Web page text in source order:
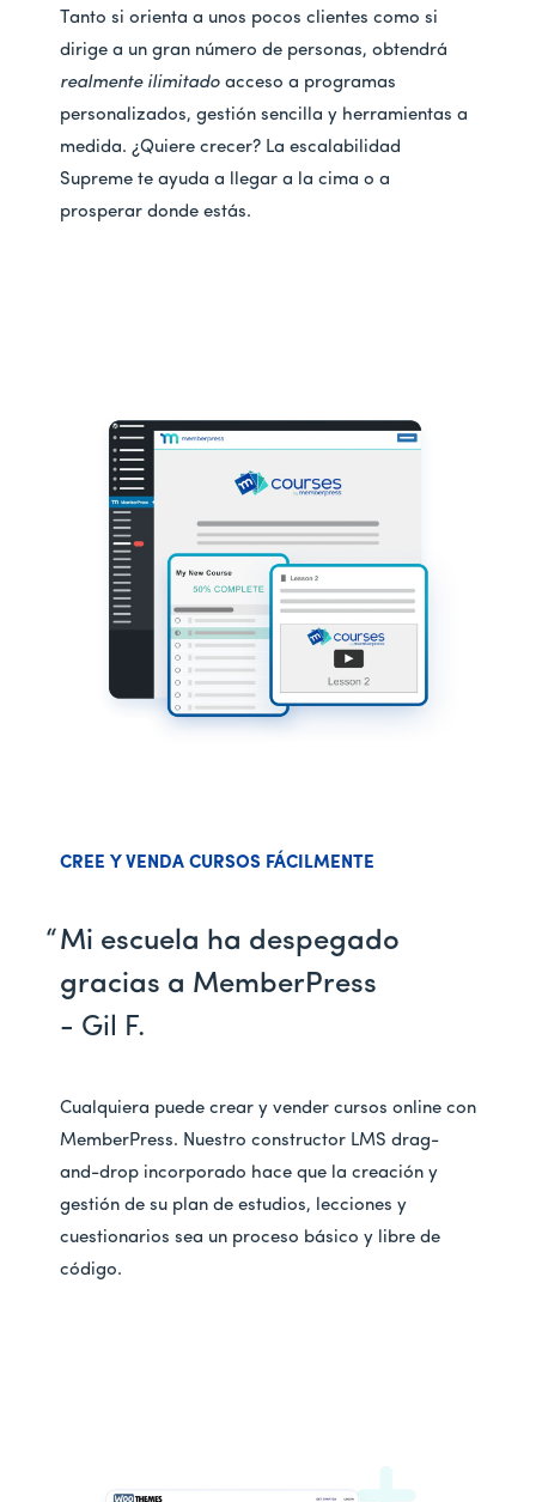
Tanto si orienta a unos pocos clientes como si
dirige a un gran número de personas, obtendrá
realmente ilimitado acceso a programas
personalizados, gestión sencilla y herramientas a
medida. ¿Quiere crecer? La escalabilidad
Supreme te ayuda a llegar a la cima o a
prosperar donde estás.
CREE Y VENDA CURSOS FÁCILMENTE
Mi escuela ha despegado
gracias a MemberPress
- Gil F.
Cualquiera puede crear y vender cursos online con
MemberPress. Nuestro constructor LMS drag-
and-drop incorporado hace que la creación y
gestión de su plan de estudios, lecciones y
cuestionarios sea un proceso básico y libre de
código.